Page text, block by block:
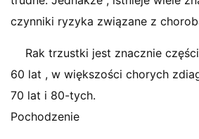
czynniki ryzyka związane z
Rak trzustki jest znacznie
60 lat , w większości chorych
70 lat i 80-tych.
Pochodzenie